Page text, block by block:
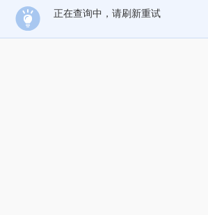
正在查询中，请刷新重试